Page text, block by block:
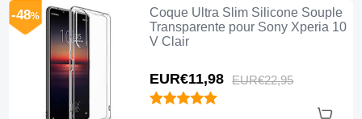
Coque Ultra Slim Silicone Souple
Transparente pour Sony Xperia 10
V Clair
EUR€11,98 EUR€22,95
-48%